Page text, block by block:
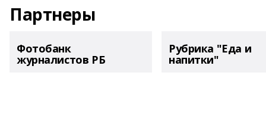
Партнеры
Фотобанк
журналистов РБ
Рубрика "Еда и
напитки"